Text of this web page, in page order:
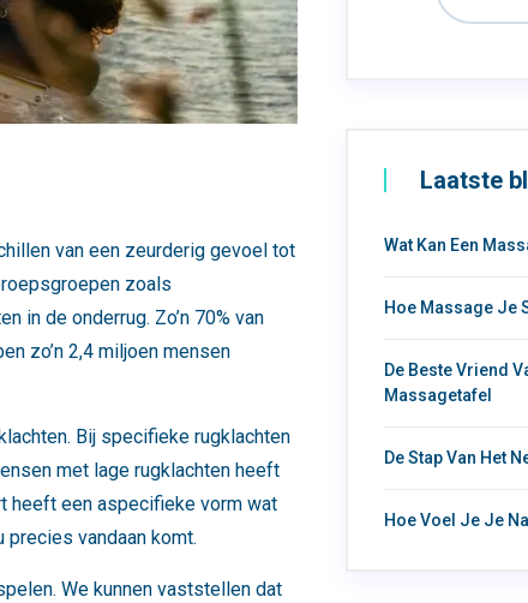
van een zeurderig gevoel tot
zoals
in de onderrug. Zo’n 70% van
zo’n 2,4 miljoen mensen
Bij specifieke rugklachten
met lage rugklachten heeft
heeft een aspecifieke vorm wat
precies vandaan komt.
We kunnen vaststellen dat
Laatste
Wat Kan Een
Hoe Massage Je
De Beste Vriend
Massagetafel
De Stap Van Het
Hoe Voel Je Je